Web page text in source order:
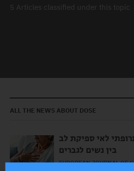
5 Articles classified under this topic
ALL THE NEWS ABOUT DOSE
לאי ספיקת לב
בין נשים לגברים
EUROPEAN JOURNAL OF